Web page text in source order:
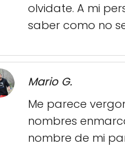
olvidate. A mi
saber como no
Mario G.
Me parece
nombres
nombre de mi